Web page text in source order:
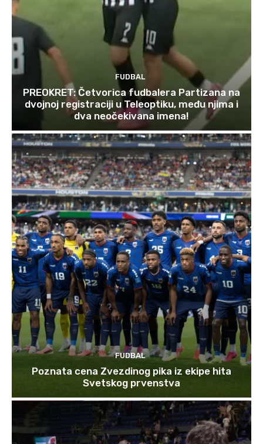
FUDBAL
PREOKRET: Četvorica fudbalera Partizana na
dvojnoj registraciji u Teleoptiku, među njima i
dva neočekivana imena!
FUDBAL
Poznata cena Zvezdinog pika iz ekipe hita
Svetskog prvenstva